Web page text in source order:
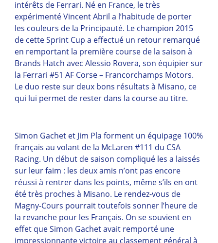
intérêts de Ferrari. Né en France, le très
expérimenté Vincent Abril a l’habitude de porter
les couleurs de la Principauté. Le champion 2015
de cette Sprint Cup a effectué un retour remarqué
en remportant la première course de la saison à
Brands Hatch avec Alessio Rovera, son équipier sur
la Ferrari #51 AF Corse – Francorchamps Motors.
Le duo reste sur deux bons résultats à Misano, ce
qui lui permet de rester dans la course au titre.
Simon Gachet et Jim Pla forment un équipage 100%
français au volant de la McLaren #111 du CSA
Racing. Un début de saison compliqué les a laissés
sur leur faim : les deux amis n’ont pas encore
réussi à rentrer dans les points, même s’ils en ont
été très proches à Misano. Le rendez-vous de
Magny-Cours pourrait toutefois sonner l’heure de
la revanche pour les Français. On se souvient en
effet que Simon Gachet avait remporté une
impressionnante victoire au classement général à